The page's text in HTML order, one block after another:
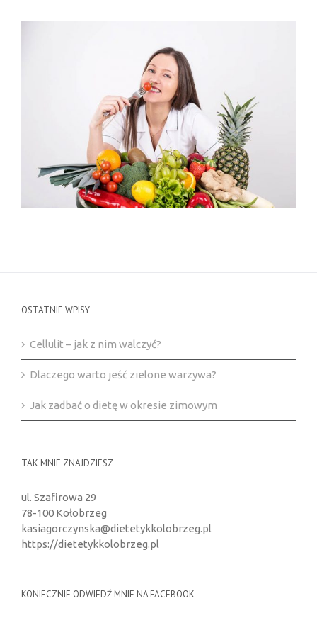
OSTATNIE WPISY
Cellulit – jak z nim walczyć?
Dlaczego warto jeść zielone warzywa?
Jak zadbać o dietę w okresie zimowym
TAK MNIE ZNAJDZIESZ
ul. Szafirowa 29
78-100 Kołobrzeg
kasiagorczynska@dietetykkolobrzeg.pl
https://dietetykkolobrzeg.pl
KONIECZNIE ODWIEDŹ MNIE NA FACEBOOK